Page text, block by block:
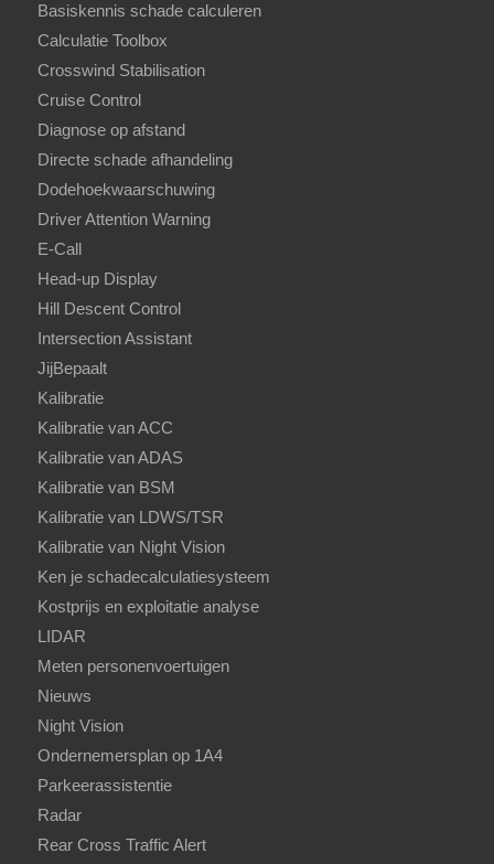
Basiskennis schade calculeren
Calculatie Toolbox
Crosswind Stabilisation
Cruise Control
Diagnose op afstand
Directe schade afhandeling
Dodehoekwaarschuwing
Driver Attention Warning
E-Call
Head-up Display
Hill Descent Control
Intersection Assistant
JijBepaalt
Kalibratie
Kalibratie van ACC
Kalibratie van ADAS
Kalibratie van BSM
Kalibratie van LDWS/TSR
Kalibratie van Night Vision
Ken je schadecalculatiesysteem
Kostprijs en exploitatie analyse
LIDAR
Meten personenvoertuigen
Nieuws
Night Vision
Ondernemersplan op 1A4
Parkeerassistentie
Radar
Rear Cross Traffic Alert